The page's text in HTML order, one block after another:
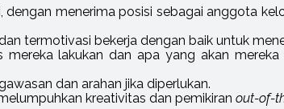
dengan menerima posisi sebagai anggota
termotivasi bekerja dengan baik untuk
lakukan dan apa yang akan
dan arahan jika diperlukan.
kreativitas dan pemikiran out-of-